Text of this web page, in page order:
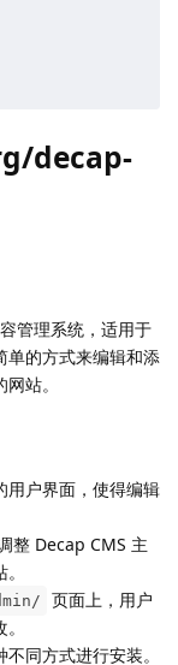
decap-
管理系统，适用于
单的方式来编辑和添
站。
用户界面，使得编辑
整 Decap CMS 主
页面上，用户
同方式进行安装。